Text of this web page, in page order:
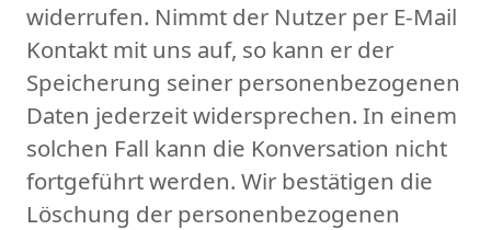
widerrufen. Nimmt der Nutzer per E-Mail
Kontakt mit uns auf, so kann er der
Speicherung seiner personenbezogenen
Daten jederzeit widersprechen. In einem
solchen Fall kann die Konversation nicht
fortgeführt werden. Wir bestätigen die
Löschung der personenbezogenen